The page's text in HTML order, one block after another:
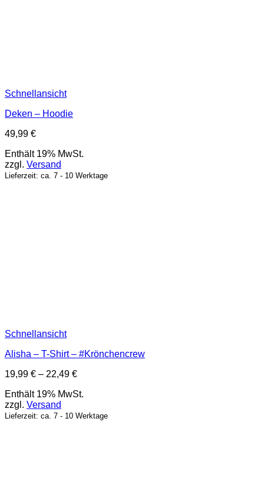
Schnellansicht
Deken – Hoodie
49,99 €
Enthält 19% MwSt.
zzgl. Versand
Lieferzeit: ca. 7 - 10 Werktage
Schnellansicht
Alisha – T-Shirt – #Krönchencrew
19,99 € – 22,49 €Preisspanne:
bis
Enthält 19% MwSt.
zzgl. Versand
Lieferzeit: ca. 7 - 10 Werktage